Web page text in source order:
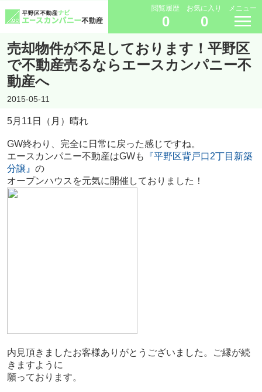
閲覧履歴
0
お気に入り
0
メニュー
売却物件が不足しております！平野区
で不動産売るならエースカンパニー不
動産へ
2015-05-11
5月11日（月）晴れ
GW終わり、完全に日常に戻った感じですね。
エースカンパニー不動産はGWも
『平野区背戸口2丁目新築
分譲』 の
オープンハウスを元気に開催しておりました！
内見頂きましたお客様ありがとうございました。ご縁が続
きますように
願っております。